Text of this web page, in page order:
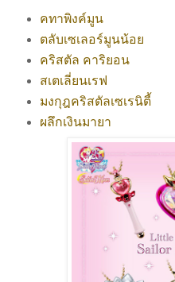
คทาพิงค์มูน
ตลับเซเลอร์มูนน้อย
คริสตัล คาริยอน
สเตเลี่ยนเรฟ
มงกุฎคริสตัลเซเรนิตี้
ผลึกเงินมายา